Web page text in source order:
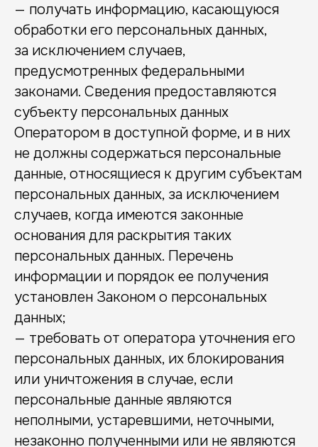
— получать информацию, касающуюся
обработки его персональных данных,
за исключением случаев,
предусмотренных федеральными
законами. Сведения предоставляются
субъекту персональных данных
Оператором в доступной форме, и в них
не должны содержаться персональные
данные, относящиеся к другим субъектам
персональных данных, за исключением
случаев, когда имеются законные
основания для раскрытия таких
персональных данных. Перечень
информации и порядок ее получения
установлен Законом о персональных
данных;
— требовать от оператора уточнения его
персональных данных, их блокирования
или уничтожения в случае, если
персональные данные являются
неполными, устаревшими, неточными,
незаконно полученными или не являются